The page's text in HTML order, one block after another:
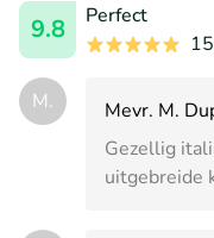
9.8
Perfect
M.
Mevr. M.
Gezellig
uitgebreide